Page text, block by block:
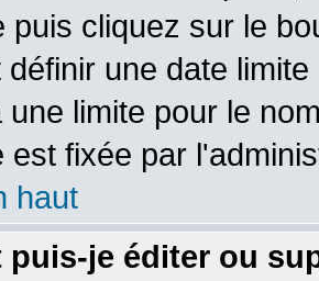
puis cliquez sur le
définir une date
une limite pour le
est fixée par
haut
puis-je éditer ou